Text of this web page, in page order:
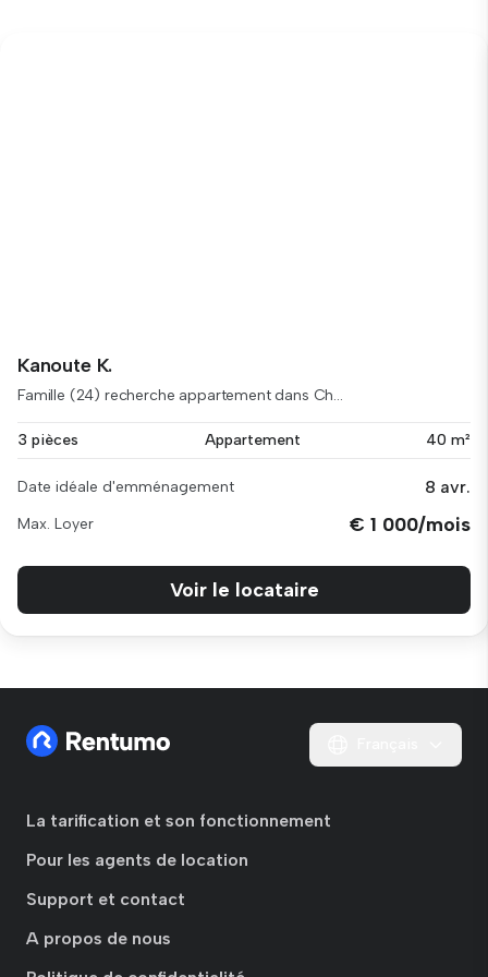
Kanoute K.
Famille (24) recherche appartement dans Ch...
3 pièces Appartement 40 m²
Date idéale d'emménagement 8 avr.
Max. Loyer € 1 000/mois
Voir le locataire
La tarification et son fonctionnement
Pour les agents de location
Support et contact
A propos de nous